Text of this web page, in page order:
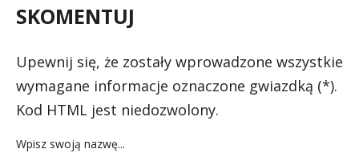
SKOMENTUJ
Upewnij się, że zostały wprowadzone wszystkie
wymagane informacje oznaczone gwiazdką (*).
Kod HTML jest niedozwolony.